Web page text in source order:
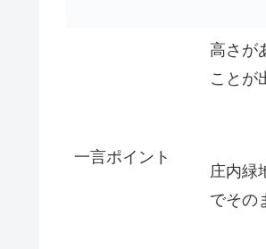
一言ポイント
高さが
ことが
庄内緑
でその